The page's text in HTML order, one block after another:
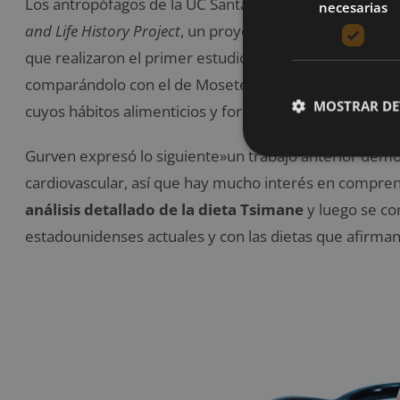
and Life History Project, un proyecto apoyado por los
que realizaron el primer estudio sistemático que
comparándolo con el de Moseten, una población
cuyos hábitos alimenticios y formas de vida se ven
Gurven expresó lo siguiente»un trabajo anterior
cardiovascular, así que hay mucho interés en
análisis detallado de la dieta Tsimaney luego se
estadounidenses actuales y con las dietas que
necesarias
MOSTRAR